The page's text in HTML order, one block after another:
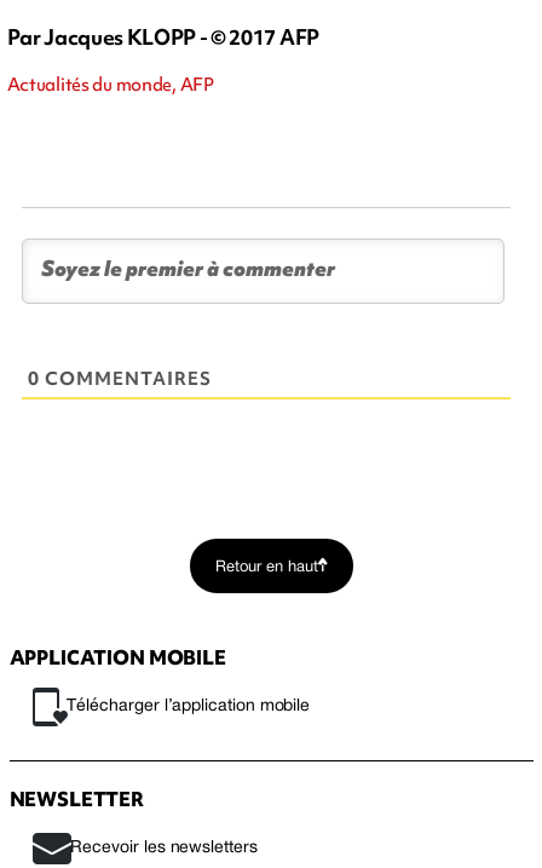
Par Jacques KLOPP - © 2017 AFP
Actualités du monde, AFP
0 COMMENTAIRES
Retour en haut
APPLICATION MOBILE
Télécharger l’application mobile
NEWSLETTER
Recevoir les newsletters